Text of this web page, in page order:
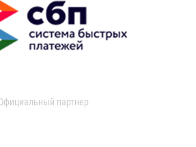
партнер